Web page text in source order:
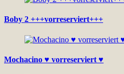
Boby 2 +++vorreserviert+++
Mochacino ♥ vorreserviert ♥